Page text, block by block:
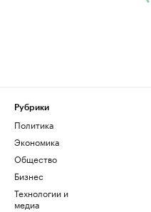
Рубрики
Политика
Экономика
Общество
Бизнес
Технологии и
медиа